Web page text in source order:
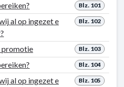
Blz. 101
Blz. 102
al op ingezet e
Blz. 103
promotie
Blz. 104
Blz. 105
al op ingezet e